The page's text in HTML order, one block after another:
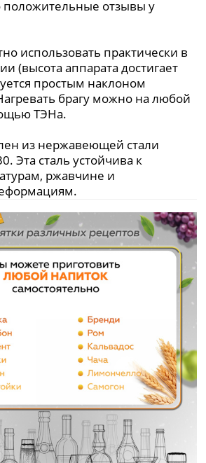
положительные отзывы у
использовать практически в
(высота аппарата достигает
простым наклоном
брагу можно на любой
ТЭНа.
из нержавеющей стали
Эта сталь устойчива к
ржавчине и